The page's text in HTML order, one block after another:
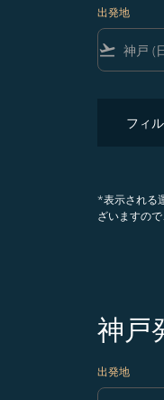
出発地
flight_takeoff
フィ
*表示される
ざいますの
神戸
出発地